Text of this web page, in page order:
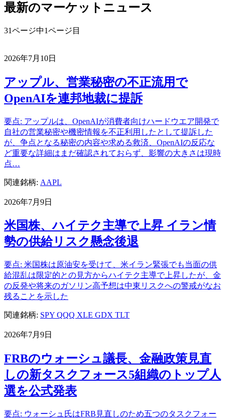
最新のマーケットニュース
31ページ中1ページ目
2026年7月10日
アップル、営業秘密の不正流用で
OpenAIを連邦地裁に提訴
要点: アップルは、OpenAIが消費者向けハードウエア開発で
自社の営業秘密や機密情報を不正利用したとして提訴した
が、争点となる秘密の内容や求める救済、OpenAIの反応な
ど重要な詳細はまだ確認されておらず、影響の大きさは現時
点…
関連銘柄: AAPL
2026年7月9日
米国株、ハイテク主導で上昇 イラン情
勢の供給リスク懸念後退
要点: 米国株は原油安を受けて、米イラン緊張でも当面の供
給混乱は限定的との見方からハイテク主導で上昇したが、金
の反発や将来のガソリン高予想は中東リスクへの警戒がなお
残ることを示した
関連銘柄: SPY QQQ XLE GDX TLT
2026年7月9日
FRBのウォーシュ議長、金融政策見直
しの新タスクフォース5組織のトップ人
選を公式発表
要点: ウォーシュ氏はFRB見直しのため五つのタスクフォー